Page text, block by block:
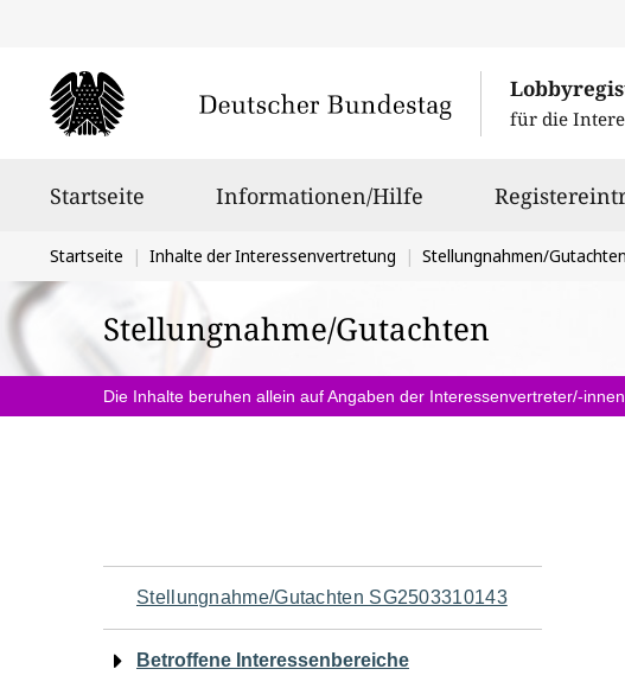
für die
Startseite Informationen/Hilfe
Sie
befinden
sich
hier:
Startseite Inhalte der Interessenvertretung Stellungnahmen/Gutachten
Stellungnahme/Gutachten
Die Inhalte beruhen allein auf Angaben der Interessenvertreter/-
Navigation
für
Stellungnahme/Gutachten SG2503310143
Betroffene Interessenbereiche